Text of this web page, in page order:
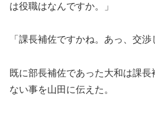
は役職はなんですか。」
「課長補佐ですかね。あっ、交渉
既に部長補佐であった大和は課
ない事を山田に伝えた。